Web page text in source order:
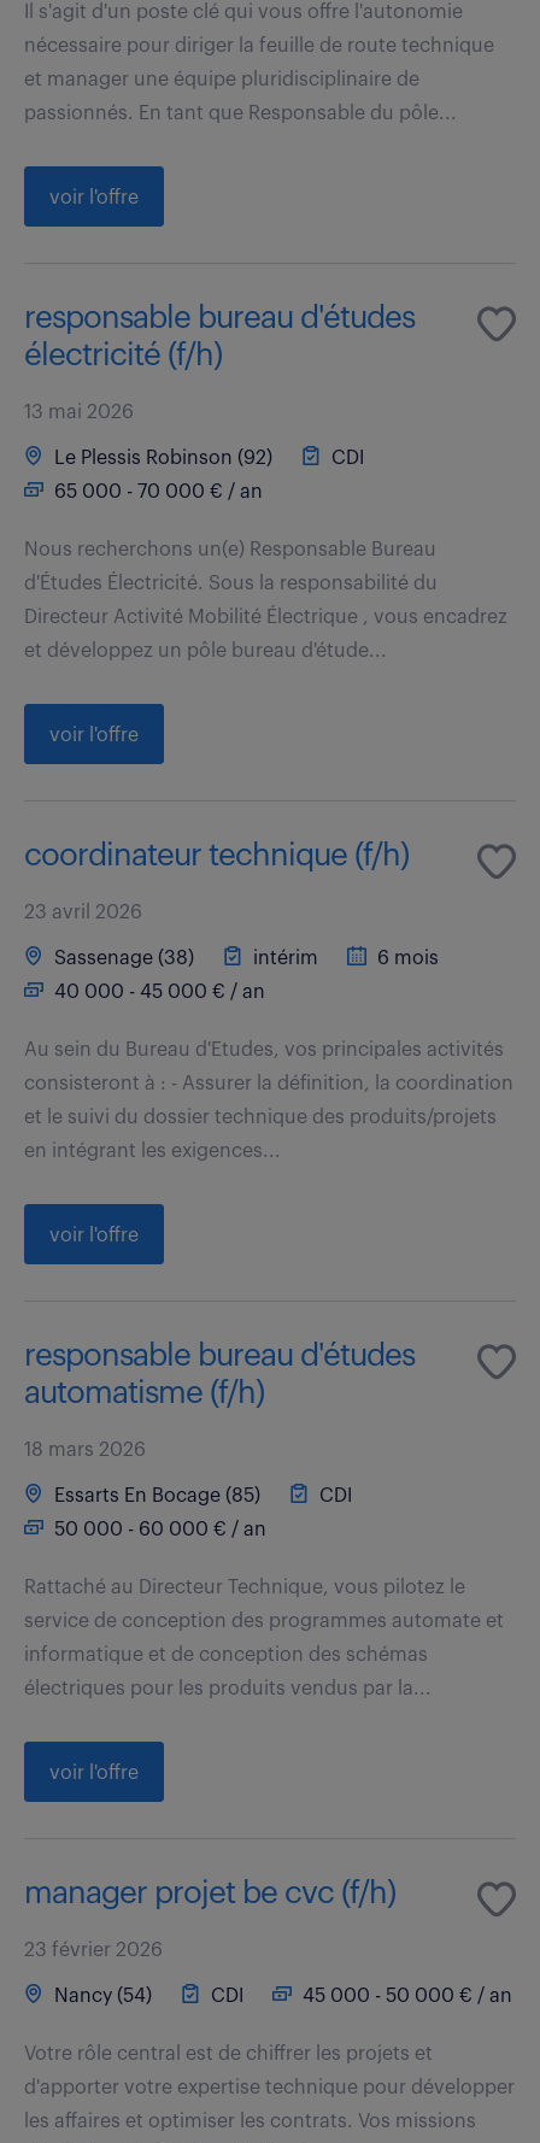
Il s'agit d'un poste clé qui vous offre l'autonomie
nécessaire pour diriger la feuille de route technique
et manager une équipe pluridisciplinaire de
passionnés. En tant que Responsable du pôle...
voir l'offre
responsable bureau d'études
électricité (f/h)
13 mai 2026
Le Plessis Robinson (92)
CDI
65 000 - 70 000 € / an
Nous recherchons un(e) Responsable Bureau
d'Études Électricité. Sous la responsabilité du
Directeur Activité Mobilité Électrique , vous encadrez
et développez un pôle bureau d'étude...
voir l'offre
coordinateur technique (f/h)
23 avril 2026
Sassenage (38) intérim
6 mois
40 000 - 45 000 € / an
Au sein du Bureau d'Etudes, vos principales activités
consisteront à : - Assurer la définition, la coordination
et le suivi du dossier technique des produits/projets
en intégrant les exigences...
voir l'offre
responsable bureau d'études
automatisme (f/h)
18 mars 2026
Essarts En Bocage (85)
CDI
50 000 - 60 000 € / an
Rattaché au Directeur Technique, vous pilotez le
service de conception des programmes automate et
informatique et de conception des schémas
électriques pour les produits vendus par la...
voir l'offre
manager projet be cvc (f/h)
23 février 2026
Nancy (54) CDI 45 000 - 50 000 € / an
Votre rôle central est de chiffrer les projets et
d'apporter votre expertise technique pour développer
les affaires et optimiser les contrats. Vos missions